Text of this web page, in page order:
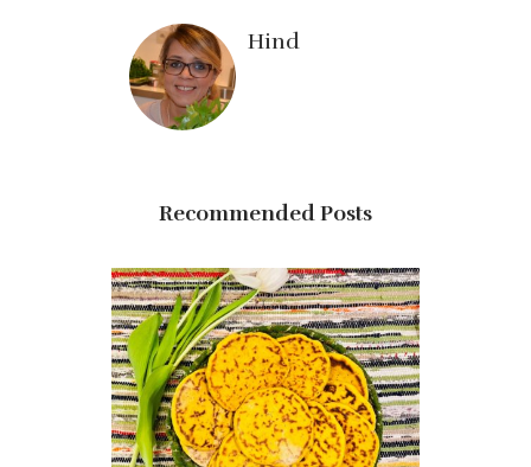
Hind
Recommended Posts